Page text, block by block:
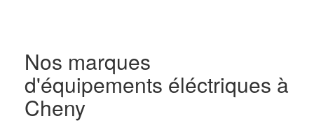
Nos marques
d'équipements éléctriques à
Cheny